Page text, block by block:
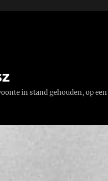
in stand gehouden, op